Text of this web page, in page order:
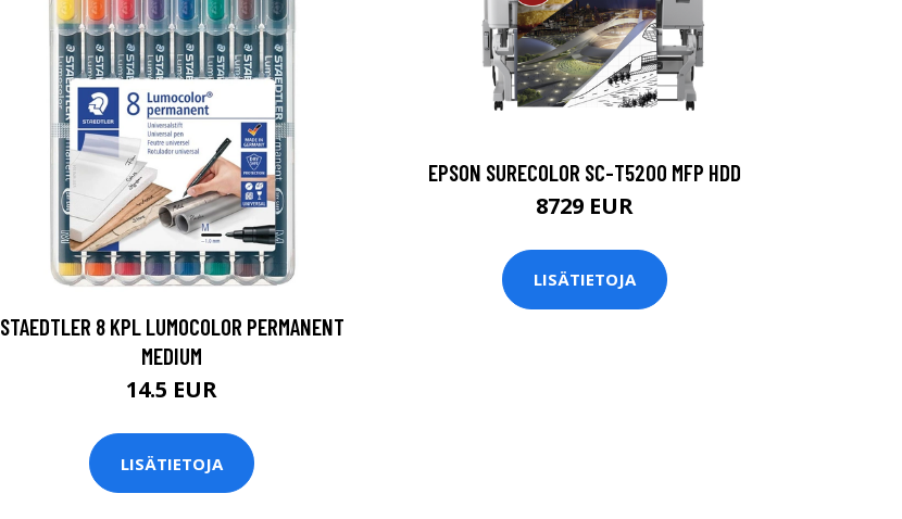
STAEDTLER 8 KPL LUMOCOLOR PERMANENT
MEDIUM
14.5 EUR
LISÄTIETOJA
EPSON SURECOLOR SC-T5200 MFP HDD
8729 EUR
LISÄTIETOJA